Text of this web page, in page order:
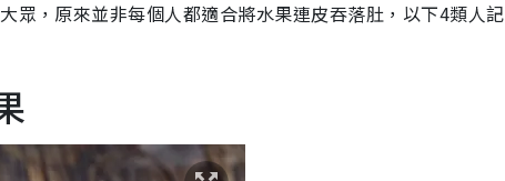
眾，原來並非每個人都適合將水果連皮吞落肚，以下4類人記